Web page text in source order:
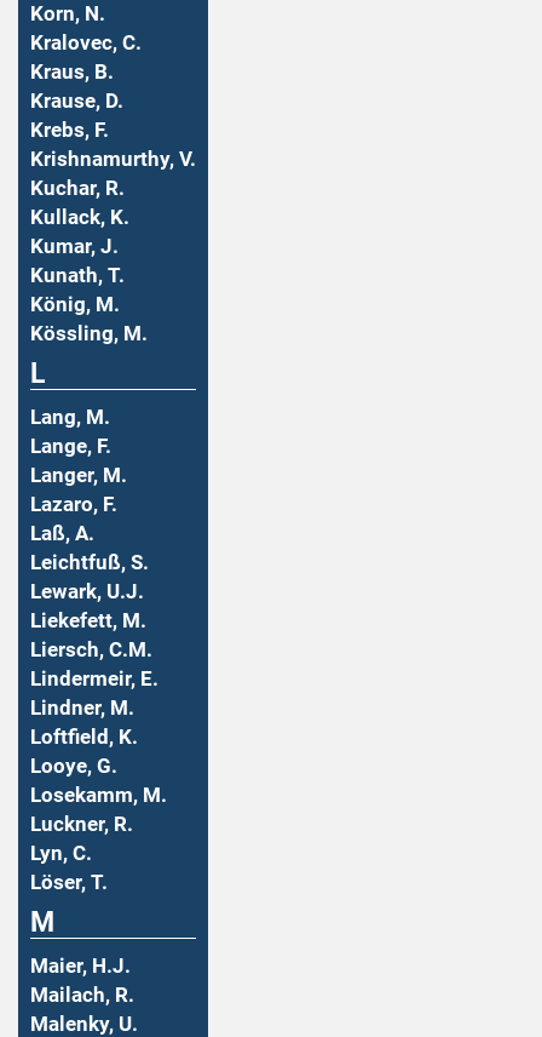
Korn, N.
Kralovec, C.
Kraus, B.
Krause, D.
Krebs, F.
Krishnamurthy, V.
Kuchar, R.
Kullack, K.
Kumar, J.
Kunath, T.
König, M.
Kössling, M.
L
Lang, M.
Lange, F.
Langer, M.
Lazaro, F.
Laß, A.
Leichtfuß, S.
Lewark, U.J.
Liekefett, M.
Liersch, C.M.
Lindermeir, E.
Lindner, M.
Loftfield, K.
Looye, G.
Losekamm, M.
Luckner, R.
Lyn, C.
Löser, T.
M
Maier, H.J.
Mailach, R.
Malenky, U.